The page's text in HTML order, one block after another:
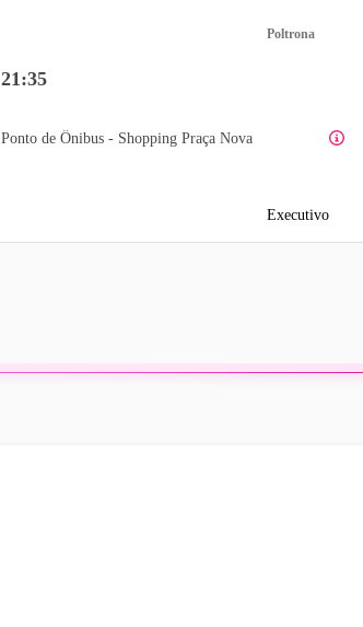
21:35
Ponto de Ônibus - Shopping Praça Nova
Poltrona
Executivo